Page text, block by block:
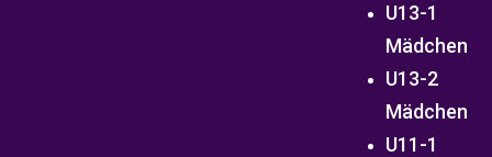
U13-1
Mädchen
U13-2
Mädchen
U11-1